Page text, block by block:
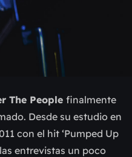
The People finalmente
Desde su estudio en
con el hit ‘Pumped Up
entrevistas un poco